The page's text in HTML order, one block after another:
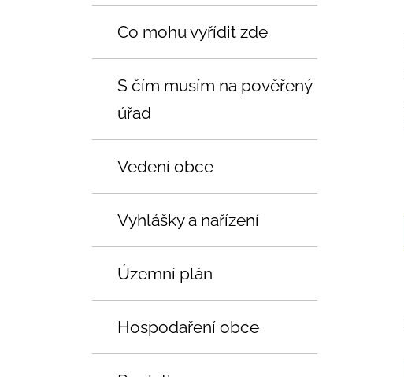
Co mohu vyřídit zde
S čím musím na pověřený
úřad
Vedení obce
Vyhlášky a nařízení
Územní plán
Hospodaření obce